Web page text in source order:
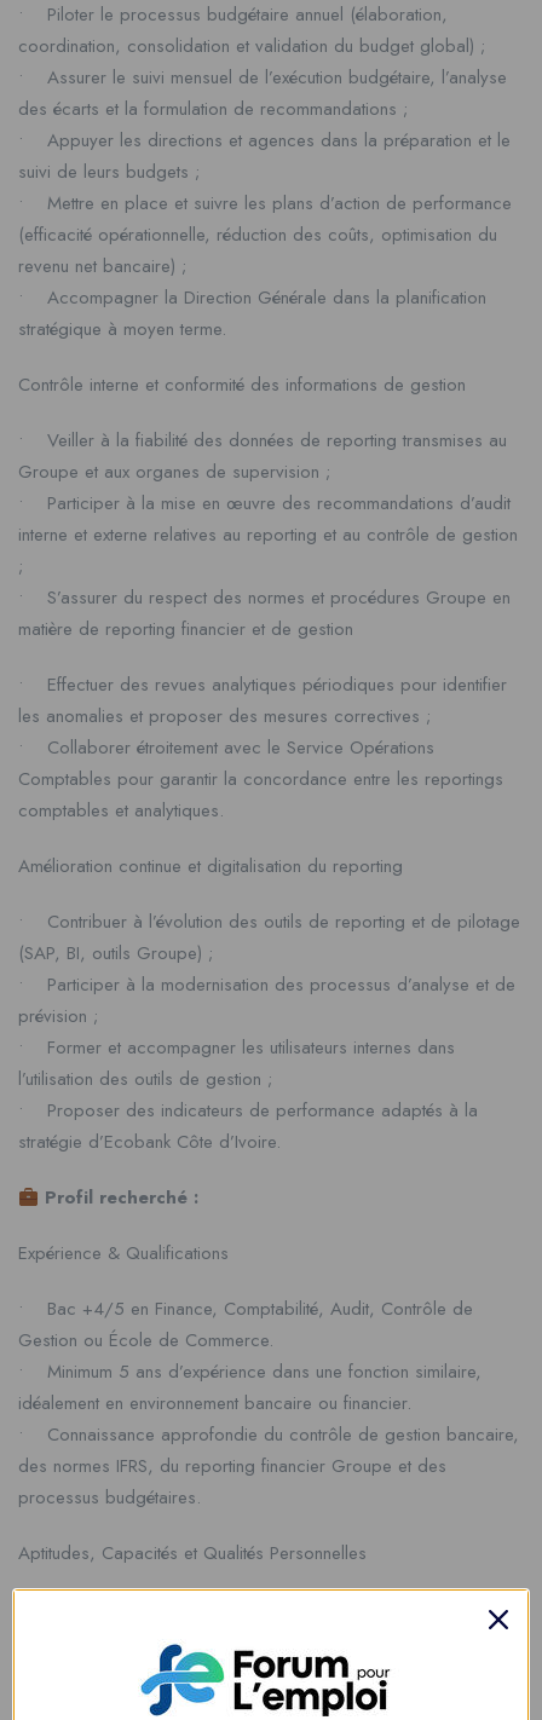
• Piloter le processus budgétaire annuel (élaboration,
coordination, consolidation et validation du budget global) ;
• Assurer le suivi mensuel de l’exécution budgétaire, l’analyse
des écarts et la formulation de recommandations ;
• Appuyer les directions et agences dans la préparation et le
suivi de leurs budgets ;
• Mettre en place et suivre les plans d’action de performance
(efficacité opérationnelle, réduction des coûts, optimisation du
revenu net bancaire) ;
• Accompagner la Direction Générale dans la planification
stratégique à moyen terme.
Contrôle interne et conformité des informations de gestion
• Veiller à la fiabilité des données de reporting transmises au
Groupe et aux organes de supervision ;
• Participer à la mise en œuvre des recommandations d’audit
interne et externe relatives au reporting et au contrôle de gestion
;
• S’assurer du respect des normes et procédures Groupe en
matière de reporting financier et de gestion
• Effectuer des revues analytiques périodiques pour identifier
les anomalies et proposer des mesures correctives ;
• Collaborer étroitement avec le Service Opérations
Comptables pour garantir la concordance entre les reportings
comptables et analytiques.
Amélioration continue et digitalisation du reporting
• Contribuer à l’évolution des outils de reporting et de pilotage
(SAP, BI, outils Groupe) ;
• Participer à la modernisation des processus d’analyse et de
prévision ;
• Former et accompagner les utilisateurs internes dans
l’utilisation des outils de gestion ;
• Proposer des indicateurs de performance adaptés à la
stratégie d’Ecobank Côte d’Ivoire.
Profil recherché :
Expérience & Qualifications
• Bac +4/5 en Finance, Comptabilité, Audit, Contrôle de
Gestion ou École de Commerce.
• Minimum 5 ans d’expérience dans une fonction similaire,
idéalement en environnement bancaire ou financier.
• Connaissance approfondie du contrôle de gestion bancaire,
des normes IFRS, du reporting financier Groupe et des
processus budgétaires.
Aptitudes, Capacités et Qualités Personnelles
(SAP, Excel avancé, Power point, outils BI, Power BI).
• Forte rigueur et sens du détail.
• Solides capacités d’analyse, de synthèse et de